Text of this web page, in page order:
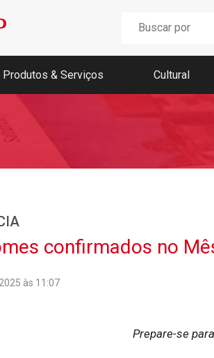
Produtos & Serviços
Jucesp
Cultural
confirmados no
às 11:07
Prepare-se